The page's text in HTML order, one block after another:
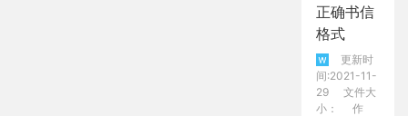
正确书信
格式
更新时
间:2021-11-
29
文件大
小：
作